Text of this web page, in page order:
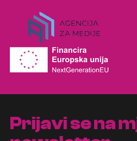
Prijavi se na